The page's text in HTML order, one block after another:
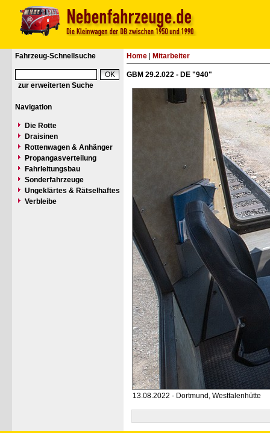
Fahrzeug-Schnellsuche
zur erweiterten Suche
Navigation
Die Rotte
Draisinen
Rottenwagen & Anhänger
Propangasverteilung
Fahrleitungsbau
Sonderfahrzeuge
Ungeklärtes & Rätselhaftes
Verbleibe
Home Mitarbeiter
GBM 29.2.022 - DE "940"
13.08.2022 - Dortmund, Westfalenhütte